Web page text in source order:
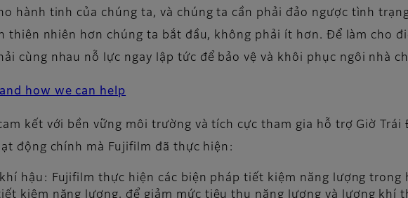
hành tinh của chúng ta, và chúng ta cần phải đảo ngược tình
thiên nhiên hơn chúng ta bắt đầu, không phải ít hơn. Để làm cho
cùng nhau nỗ lực ngay lập tức để bảo vệ và khôi phục ngôi nhà
how we can help
kết với bền vững môi trường và tích cực tham gia hỗ trợ Giờ
động chính mà Fujifilm đã thực hiện:
hậu: Fujifilm thực hiện các biện pháp tiết kiệm năng lượng
kiệm năng lượng, để giảm mức tiêu thụ năng lượng và lượng khí